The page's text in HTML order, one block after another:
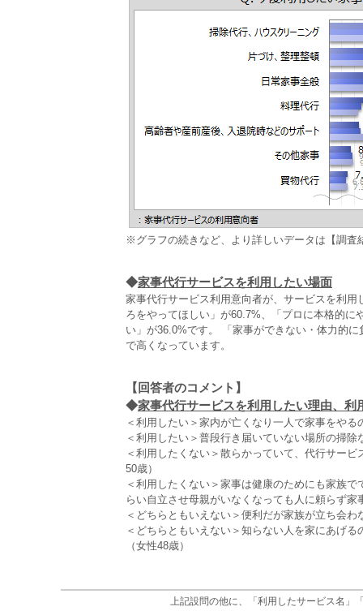
※グラフの続きなど、より詳しいデータは【調査
◆家事代行サービスを利用したい場面
家事代行サービス利用意向者が、サービスを利
ろをやってほしい」が60.7%、「プロに本格的
い」が36.0%です。 「家事ができない・体力的
で高くなっています。
【回答者のコメント】
◆家事代行サービスを利用したい理由、利
＜利用したい＞家内が亡くなり一人で家事をや
＜利用したい＞普段行き届いていない場所の掃
＜利用したくない＞散らかっていて、代行サー
50歳）
＜利用したくない＞家事は健康のためにも家族
らい自立させ母親がいなくなっても人に頼らず
＜どちらともいえない＞便利だが家族が立ち会
＜どちらともいえない＞知らない人を家にあげ
（女性48歳）
上記設問の他に、「利用したサービス名」